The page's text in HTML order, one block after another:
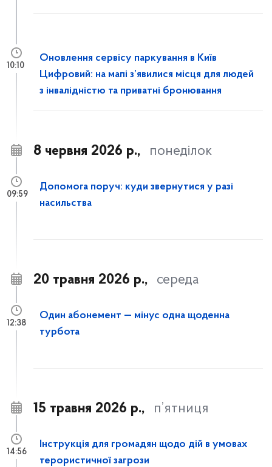
Оновлення сервісу паркування в Київ
Цифровий: на мапі з’явилися місця для людей
з інвалідністю та приватні бронювання
10:10
8 червня 2026 р., понеділок
Допомога поруч: куди звернутися у разі
насильства
09:59
20 травня 2026 р., середа
Один абонемент — мінус одна щоденна
турбота
12:38
15 травня 2026 р., п’ятниця
Інструкція для громадян щодо дій в умовах
терористичної загрози
14:56